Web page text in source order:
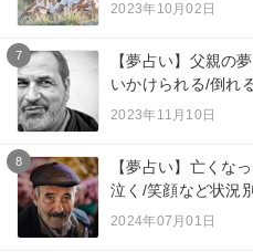
2023年10月02日
7
【夢占い】父親の
いかけられる/倒れ
2023年11月10日
8
【夢占い】亡くな
泣く/笑顔など状況別
2024年07月01日